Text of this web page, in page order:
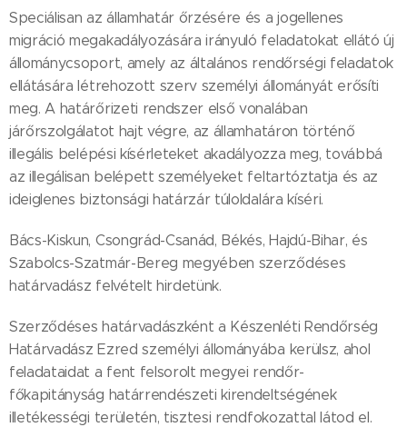
Speciálisan az államhatár őrzésére és a jogellenes
migráció megakadályozására irányuló feladatokat ellátó új
állománycsoport, amely az általános rendőrségi feladatok
ellátására létrehozott szerv személyi állományát erősíti
meg. A határőrizeti rendszer első vonalában
járőrszolgálatot hajt végre, az államhatáron történő
illegális belépési kísérleteket akadályozza meg, továbbá
az illegálisan belépett személyeket feltartóztatja és az
ideiglenes biztonsági határzár túloldalára kíséri.
Bács-Kiskun, Csongrád-Csanád, Békés, Hajdú-Bihar, és
Szabolcs-Szatmár-Bereg megyében szerződéses
határvadász felvételt hirdetünk.
Szerződéses határvadászként a Készenléti Rendőrség
Határvadász Ezred személyi állományába kerülsz, ahol
feladataidat a fent felsorolt megyei rendőr-
főkapitányság határrendészeti kirendeltségének
illetékességi területén, tisztesi rendfokozattal látod el.